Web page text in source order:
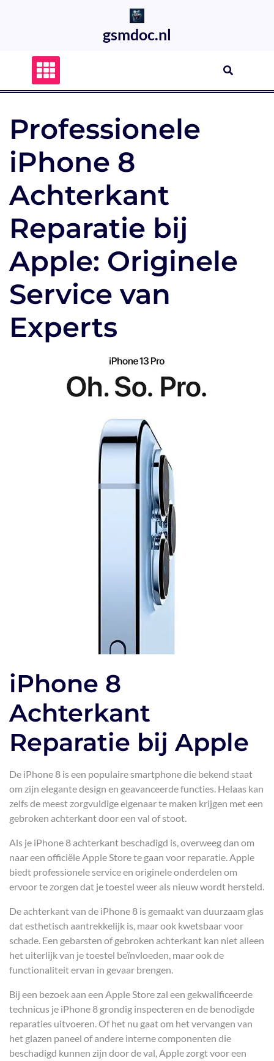
gsmdoc.nl
Professionele
iPhone 8
Achterkant
Reparatie bij
Apple: Originele
Service van
Experts
iPhone 8
Achterkant
Reparatie bij Apple
De iPhone 8 is een populaire smartphone die bekend staat
om zijn elegante design en geavanceerde functies. Helaas kan
zelfs de meest zorgvuldige eigenaar te maken krijgen met een
gebroken achterkant door een val of stoot.
Als je iPhone 8 achterkant beschadigd is, overweeg dan om
naar een officiële Apple Store te gaan voor reparatie. Apple
biedt professionele service en originele onderdelen om
ervoor te zorgen dat je toestel weer als nieuw wordt hersteld.
De achterkant van de iPhone 8 is gemaakt van duurzaam glas
dat esthetisch aantrekkelijk is, maar ook kwetsbaar voor
schade. Een gebarsten of gebroken achterkant kan niet alleen
het uiterlijk van je toestel beïnvloeden, maar ook de
functionaliteit ervan in gevaar brengen.
Bij een bezoek aan een Apple Store zal een gekwalificeerde
technicus je iPhone 8 grondig inspecteren en de benodigde
reparaties uitvoeren. Of het nu gaat om het vervangen van
het glazen paneel of andere interne componenten die
beschadigd kunnen zijn door de val, Apple zorgt voor een